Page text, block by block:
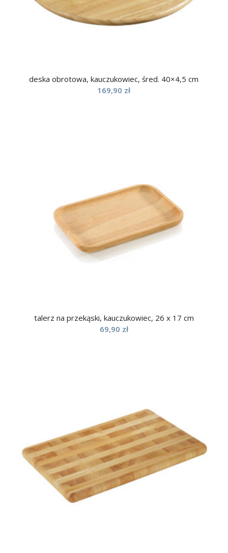
deska obrotowa, kauczukowiec, śred. 40×4,5 cm
169,90 zł
talerz na przekąski, kauczukowiec, 26 x 17 cm
69,90 zł